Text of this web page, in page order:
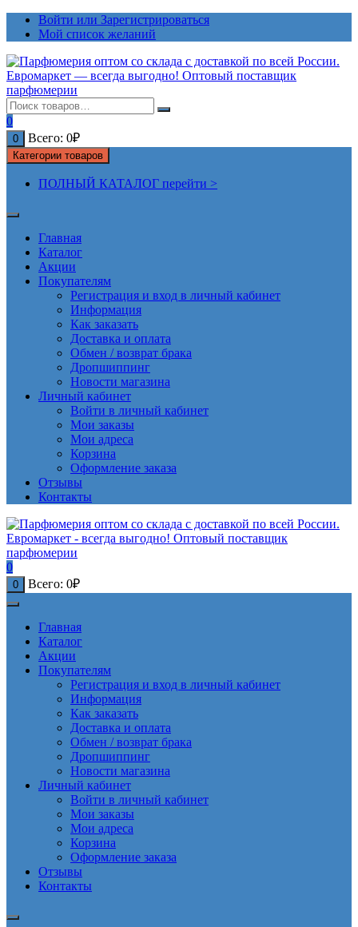
ПерейтиВойти или Зарегистрироваться
Мой список желаний
0
0 Всего: 0₽
Категории товаров
ПОЛНЫЙ КАТАЛОГ перейти >
Главная
Каталог
Акции
Покупателям
Регистрация и вход в личный кабинет
Информация
Как заказать
Доставка и оплата
Обмен / возврат брака
Дропшиппинг
Новости магазина
Личный кабинет
Войти в личный кабинет
Мои заказы
Мои адреса
Корзина
Оформление заказа
Отзывы
Контакты
0
0 Всего: 0₽
Главная
Каталог
Акции
Покупателям
Регистрация и вход в личный кабинет
Информация
Как заказать
Доставка и оплата
Обмен / возврат брака
Дропшиппинг
Новости магазина
Личный кабинет
Войти в личный кабинет
Мои заказы
Мои адреса
Корзина
Оформление заказа
Отзывы
Контакты